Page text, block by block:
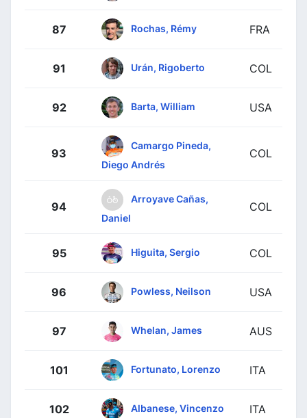
87 Rochas, Rémy FRA
91 Urán, Rigoberto COL
92 Barta, William USA
93
Camargo Pineda,
Diego Andrés
COL
94
Arroyave Cañas,
Daniel
COL
95 Higuita, Sergio COL
96 Powless, Neilson USA
97 Whelan, James AUS
101 Fortunato, Lorenzo ITA
102 Albanese, Vincenzo ITA